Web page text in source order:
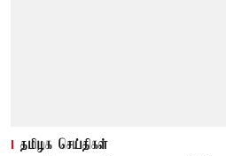
தமிழக செய்திகள்